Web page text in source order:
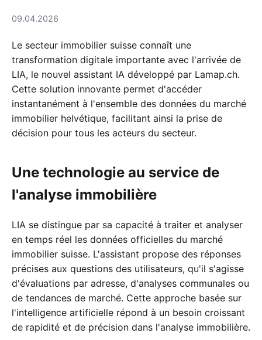
09.04.2026
Le secteur immobilier suisse connaît une
transformation digitale importante avec l'arrivée de
LIA, le nouvel assistant IA développé par Lamap.ch.
Cette solution innovante permet d'accéder
instantanément à l'ensemble des données du marché
immobilier helvétique, facilitant ainsi la prise de
décision pour tous les acteurs du secteur.
Une technologie au service de
l'analyse immobilière
LIA se distingue par sa capacité à traiter et analyser
en temps réel les données officielles du marché
immobilier suisse. L'assistant propose des réponses
précises aux questions des utilisateurs, qu'il s'agisse
d'évaluations par adresse, d'analyses communales ou
de tendances de marché. Cette approche basée sur
l'intelligence artificielle répond à un besoin croissant
de rapidité et de précision dans l'analyse immobilière.